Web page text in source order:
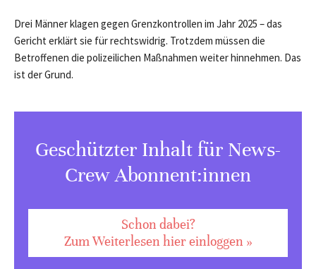
Drei Männer klagen gegen Grenzkontrollen im Jahr 2025 – das
Gericht erklärt sie für rechtswidrig. Trotzdem müssen die
Betroffenen die polizeilichen Maßnahmen weiter hinnehmen. Das
ist der Grund.
Geschützter Inhalt für News-
Crew Abonnent:innen
Schon dabei?
Zum Weiterlesen hier einloggen »